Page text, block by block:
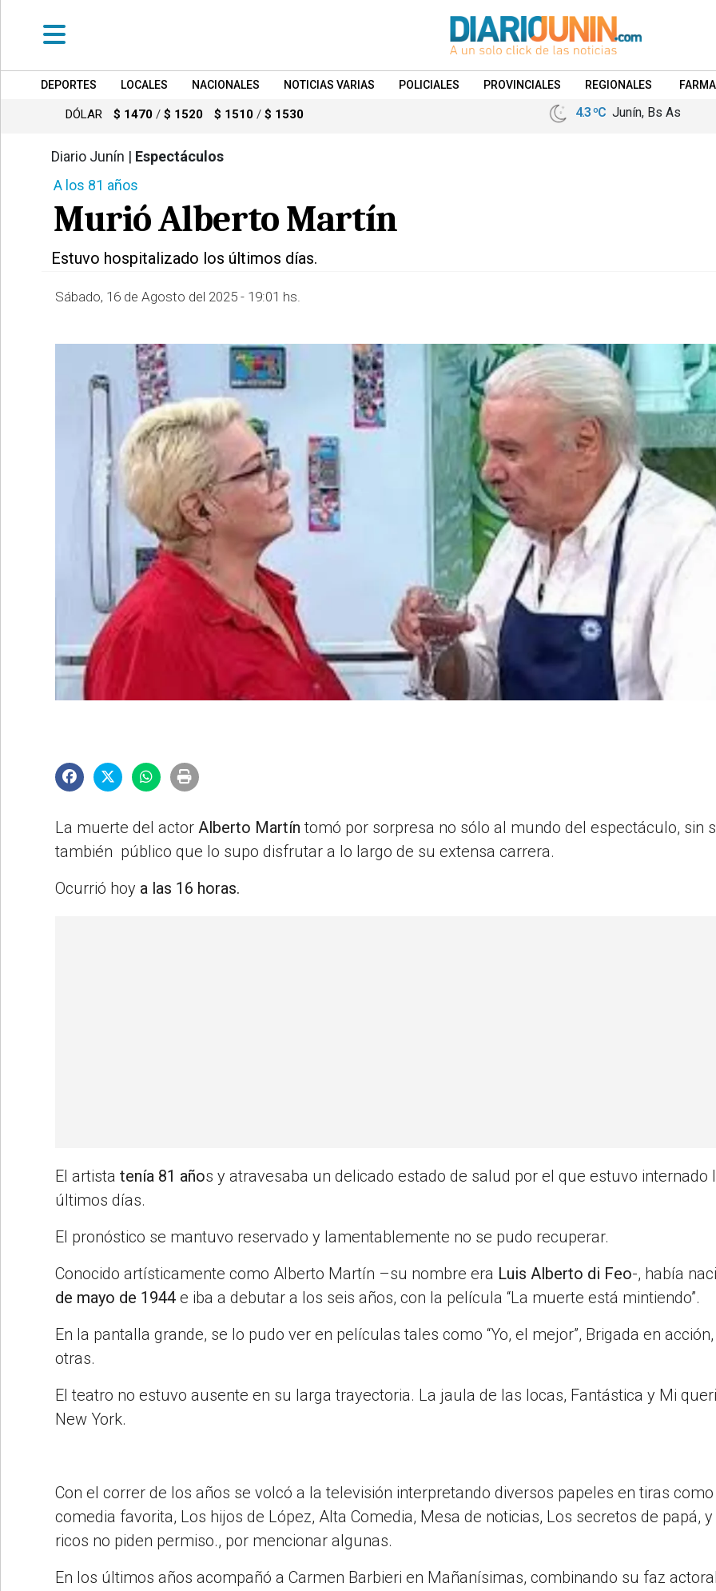
DEPORTES
LOCALES
• RADIOS EN VIVO
DEPORTES LOCALES NACIONALES NOTICIAS VARIAS POLICIALES PROVINCIALES REGIONALES
DÓLAR $ 1470 / $ 1520 $ 1510 / $ 1530 4.3 ºC Junín, Bs As
Diario Junín | Espectáculos
A los 81 años
Murió Alberto Martín
Estuvo hospitalizado los últimos días.
Sábado, 16 de Agosto del 2025 - 19:01 hs.
La muerte del actor Alberto Martín tomó por sorpresa no sólo al mundo del espectáculo, sin
también público que lo supo disfrutar a lo largo de su extensa carrera.
Ocurrió hoy a las 16 horas.
El artista tenía 81 años y atravesaba un delicado estado de salud por el que estuvo internado
últimos días.
El pronóstico se mantuvo reservado y lamentablemente no se pudo recuperar.
Conocido artísticamente como Alberto Martín –su nombre era Luis Alberto di Feo-, había
de mayo de 1944 e iba a debutar a los seis años, con la película “La muerte está mintiendo”.
En la pantalla grande, se lo pudo ver en películas tales como “Yo, el mejor”, Brigada en
otras.
El teatro no estuvo ausente en su larga trayectoria. La jaula de las locas, Fantástica y Mi
New York.
Con el correr de los años se volcó a la televisión interpretando diversos papeles en tiras
comedia favorita, Los hijos de López, Alta Comedia, Mesa de noticias, Los secretos de papá,
ricos no piden permiso., por mencionar algunas.
En los últimos años acompañó a Carmen Barbieri en Mañanísimas, combinando su faz